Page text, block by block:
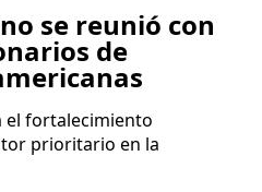
se reunió con
de
el fortalecimiento
prioritario en la